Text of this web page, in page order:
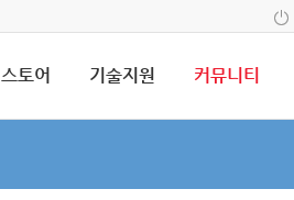
스토어 기술지원 커뮤니티